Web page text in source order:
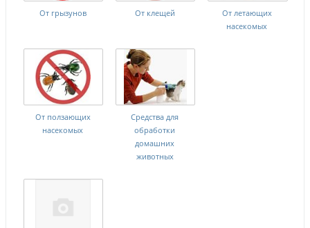
От грызунов От клещей
От летающих
насекомых
От ползающих
насекомых
Средства для
обработки
домашних
животных